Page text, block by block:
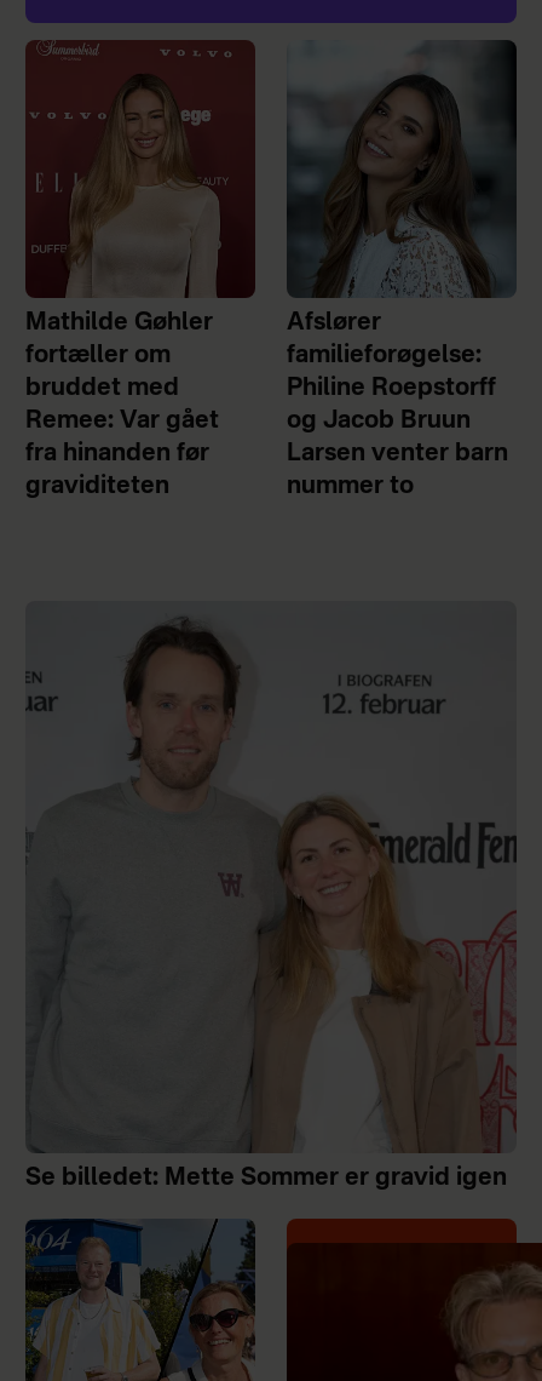
Mathilde Gøhler
fortæller om
bruddet med
Remee: Var gået
fra hinanden før
graviditeten
Afslører
familieforøgelse:
Philine Roepstorff
og Jacob Bruun
Larsen venter barn
nummer to
Se billedet: Mette Sommer er gravid igen